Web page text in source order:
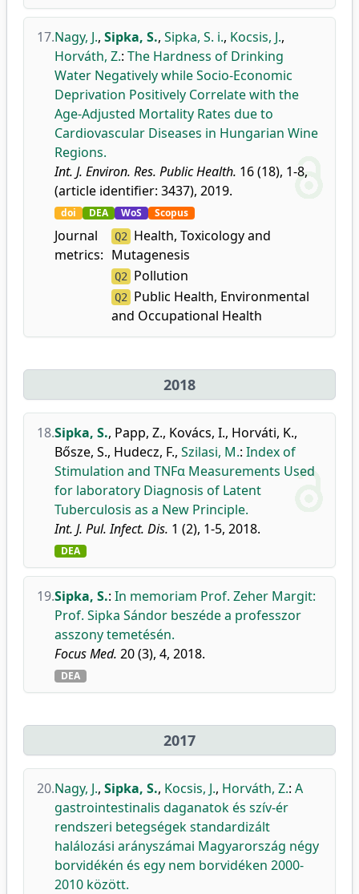
17.Nagy, J., Sipka, S., Sipka, S. i., Kocsis, J.,
Horváth, Z.: The Hardness of Drinking
Water Negatively while Socio-Economic
Deprivation Positively Correlate with the
Age-Adjusted Mortality Rates due to
Cardiovascular Diseases in Hungarian Wine
Regions.
Int. J. Environ. Res. Public Health. 16 (18), 1-8,
(article identifier: 3437), 2019.
doi DEA WoS Scopus
Journal
metrics:
Q2
Health, Toxicology and
Mutagenesis
Q2 Pollution
Q2
Public Health, Environmental
and Occupational Health
2018
18.Sipka, S., Papp, Z., Kovács, I., Horváti, K.,
Bősze, S., Hudecz, F., Szilasi, M.: Index of
Stimulation and TNFα Measurements Used
for laboratory Diagnosis of Latent
Tuberculosis as a New Principle.
Int. J. Pul. Infect. Dis. 1 (2), 1-5, 2018.
DEA
19.Sipka, S.: In memoriam Prof. Zeher Margit:
Prof. Sipka Sándor beszéde a professzor
asszony temetésén.
Focus Med. 20 (3), 4, 2018.
DEA
2017
20.Nagy, J., Sipka, S., Kocsis, J., Horváth, Z.: A
gastrointestinalis daganatok és szív-ér
rendszeri betegségek standardizált
halálozási arányszámai Magyarország négy
borvidékén és egy nem borvidéken 2000-
2010 között.